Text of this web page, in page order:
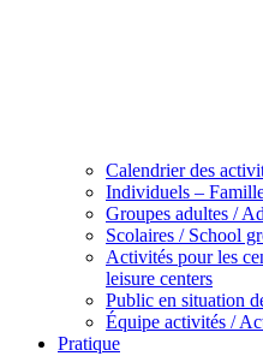
Calendrier des
Individuels –
Groupes adultes /
Scolaires / School
Activités pour les
leisure centers
Public en situation
Équipe activités /
Pratique